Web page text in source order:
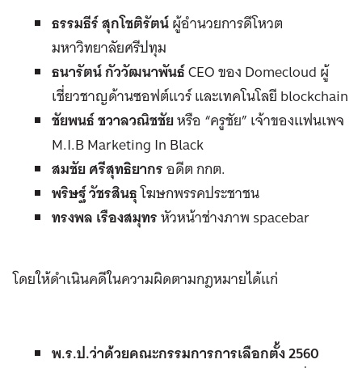
ธรรมธีร์ สุกโชติรัตน์ผู้อำนวยการดีโหวต
มหาวิทยาลัยศรีปทุม
ธนารัตน์ กัววัฒนาพันธ์CEO ของ Domecloud ผู้
เชี่ยวชาญด้านซอฟต์แวร์ และเทคโนโลยี blockchain
ชัยพนธ์ ชวาลวณิชชัยหรือ “ครูชัย” เจ้าของแฟนเพจ
M.I.B Marketing In Black
สมชัย ศรีสุทธิยากรอดีต กกต.
พริษฐ์ วัชรสินธุโฆษกพรรคประชาชน
ทรงพล เรืองสมุทรหัวหน้าช่างภาพ spacebar
โดยให้ดำเนินคดีในความผิดตามกฎหมายได้แก่
พ.ร.ป.ว่าด้วยคณะกรรมการการเลือกตั้ง 2560